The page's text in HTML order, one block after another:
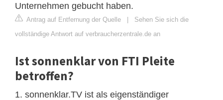
Unternehmen gebucht haben.
Antrag auf Entfernung der Quelle | Sehen Sie sich die
vollständige Antwort auf verbraucherzentrale.de an
Ist sonnenklar von FTI Pleite
betroffen?
1. sonnenklar.TV ist als eigenständiger